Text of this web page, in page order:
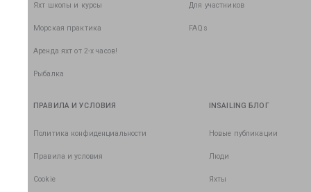
Яхт школы и курсы
Морская практика
Аренда яхт от 2-х часов!
Рыбалка
Для участников
FAQs
ПРАВИЛА И УСЛОВИЯ
Политика конфиденциальности
Правила и условия
Cookie
INSAILING БЛОГ
Новые публикации
Люди
Яхты